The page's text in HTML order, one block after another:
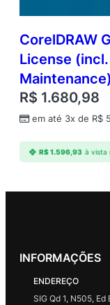
CorelDRAW
License
R$ 1.680,98
em até 3x de R$
R$1.596,93 à vista
INFORMAÇÕES
ENDEREÇO
SIG Qd 1, N505,